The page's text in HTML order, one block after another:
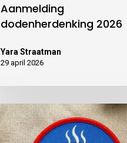
Aanmelding
dodenherdenking 2026
Yara Straatman
29 april 2026